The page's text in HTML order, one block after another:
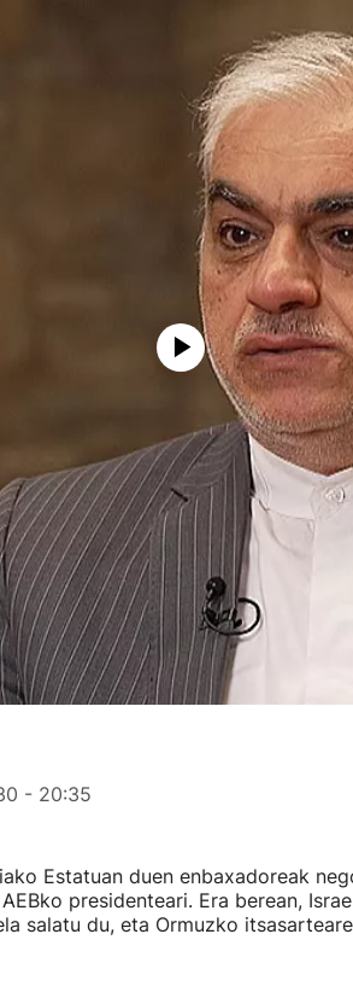
- 20:35
Estatuan duen enbaxadoreak
presidenteari. Era berean,
salatu du, eta Ormuzko